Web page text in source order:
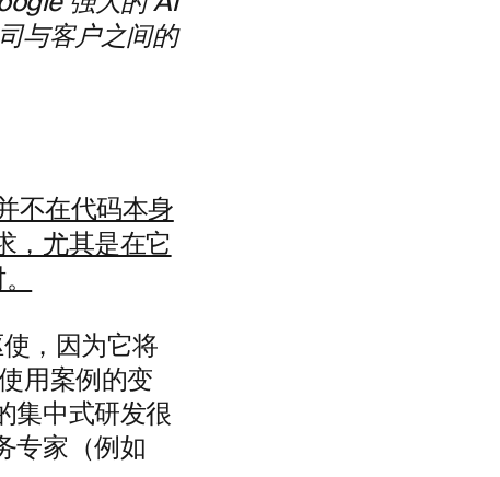
与客户之间的
不在代码本身
，尤其是在它
，因为它将
用案例的变
集中式研发很
专家（例如